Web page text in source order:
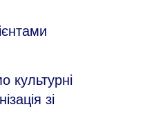
культурні
зі